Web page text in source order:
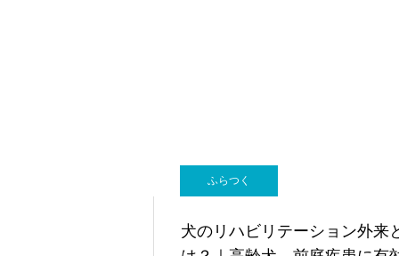
ふらつく
犬のリハビリテーション外来